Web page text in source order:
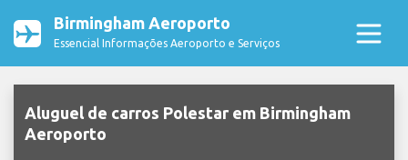
Birmingham Aeroporto
Essencial Informações Aeroporto e Serviços
Aluguel de carros Polestar em Birmingham
Aeroporto